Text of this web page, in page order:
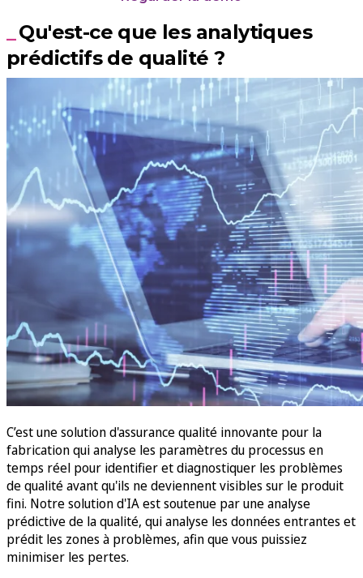
Qu'est-ce que les analytiques
prédictifs de qualité ?
C’est une solution d'assurance qualité innovante pour la
fabrication qui analyse les paramètres du processus en
temps réel pour identifier et diagnostiquer les problèmes
de qualité avant qu'ils ne deviennent visibles sur le produit
fini. Notre solution d'IA est soutenue par une analyse
prédictive de la qualité, qui analyse les données entrantes et
prédit les zones à problèmes, afin que vous puissiez
minimiser les pertes.